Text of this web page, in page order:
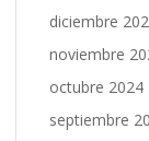
diciembre
noviembre
octubre 2024
septiembre